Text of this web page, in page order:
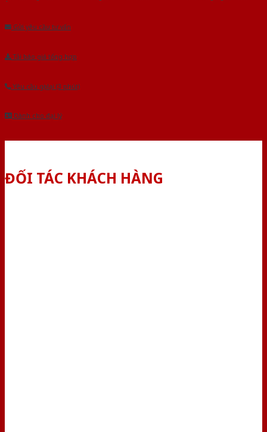
Gửi yêu cầu tư vấn
Tải báo giá tổng hợp
Yêu cầu gọi lại (3 phút)
Dành cho đại lý
ĐỐI TÁC KHÁCH HÀNG